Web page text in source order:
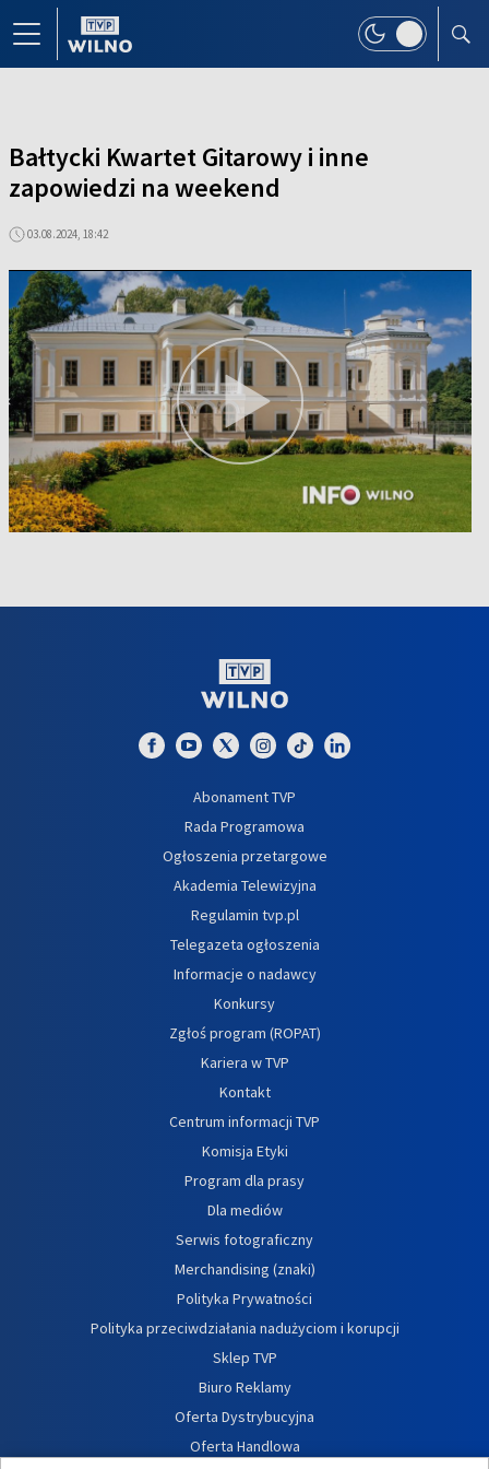
Bałtycki Kwartet Gitarowy i inne
zapowiedzi na weekend
03.08.2024, 18:42
Abonament TVP
Rada Programowa
Ogłoszenia przetargowe
Akademia Telewizyjna
Regulamin tvp.pl
Telegazeta ogłoszenia
Informacje o nadawcy
Konkursy
Zgłoś program (ROPAT)
Kariera w TVP
Kontakt
Centrum informacji TVP
Komisja Etyki
Program dla prasy
Dla mediów
Serwis fotograficzny
Merchandising (znaki)
Polityka Prywatności
Polityka przeciwdziałania nadużyciom i korupcji
Sklep TVP
Biuro Reklamy
Oferta Dystrybucyjna
Oferta Handlowa